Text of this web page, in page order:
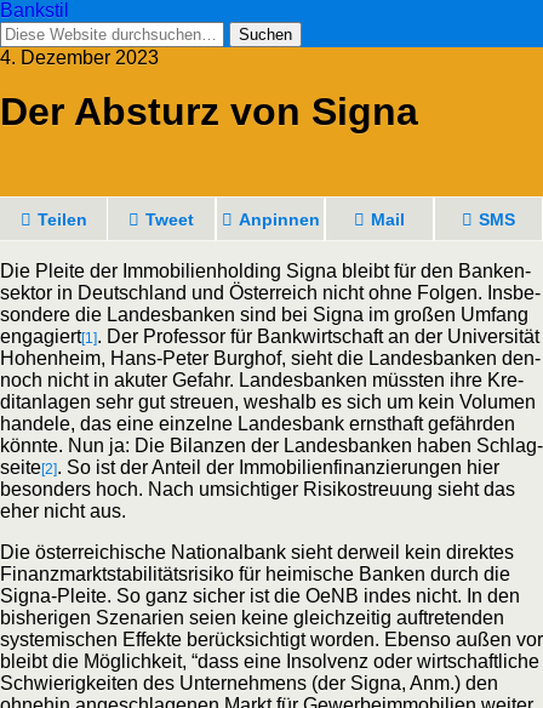
Bankstil
4. Dezember 2023
Der Absturz von Signa
Tei­len Tweet Anpin­nen Mail SMS
Die Plei­te der Immo­bi­li­en­hol­ding Signa bleibt für den Ban­ken­
sek­tor in Deutsch­land und Öster­reich nicht ohne Fol­gen. Ins­be­
son­de­re die Lan­des­ban­ken sind bei Signa im gro­ßen Umfang
enga­giert[1]. Der Pro­fes­sor für Bank­wirt­schaft an der Uni­ver­si­tät
Hohen­heim, Hans-Peter Burg­hof, sieht die Lan­des­ban­ken den­
noch nicht in aku­ter Gefahr. Lan­des­ban­ken müss­ten ihre Kre­
dit­an­la­gen sehr gut streu­en, wes­halb es sich um kein Volu­men
han­de­le, das eine ein­zel­ne Lan­des­bank ernst­haft gefähr­den
könn­te. Nun ja: Die Bilan­zen der Lan­des­ban­ken haben Schlag­
sei­te[2]. So ist der Anteil der Immo­bi­li­en­fi­nan­zie­run­gen hier
beson­ders hoch. Nach umsich­ti­ger Risi­ko­streu­ung sieht das
eher nicht aus.
Die öster­rei­chi­sche Natio­nal­bank sieht der­weil kein direk­tes
Finanz­markt­sta­bi­li­täts­ri­si­ko für hei­mi­sche Ban­ken durch die
Signa-Plei­te. So ganz sicher ist die OeNB indes nicht. In den
bis­he­ri­gen Sze­na­ri­en sei­en kei­ne gleich­zei­tig auf­tre­ten­den
sys­te­mi­schen Effek­te berück­sich­tigt wor­den. Eben­so außen vor
bleibt die Mög­lich­keit, “dass eine Insol­venz oder wirt­schaft­li­che
Schwie­rig­kei­ten des Unter­neh­mens (der Signa, Anm.) den